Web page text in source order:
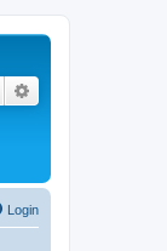
Search
Login